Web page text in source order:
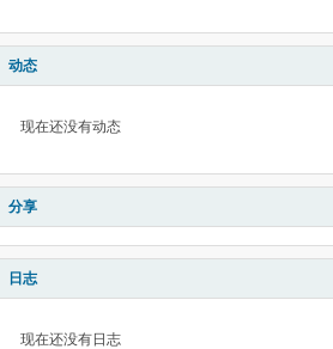
动态
现在还没有动态
分享
日志
现在还没有日志